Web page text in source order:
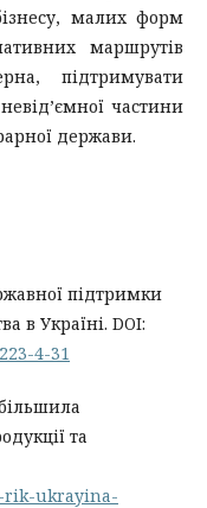
малих форм
маршрутів
підтримувати
частини
держави.
підтримки
в Україні. DOI:
4-31
та
rik-ukrayina-